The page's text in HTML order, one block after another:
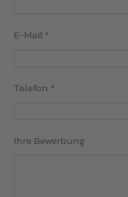
E-Mail*
Telefon *
Ihre Bewerbung